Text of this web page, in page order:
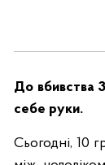
До вбивства
себе руки.
Сьогодні, 10